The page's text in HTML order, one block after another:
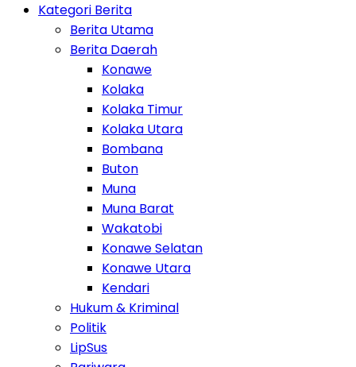
Kategori Berita
Berita Utama
Berita Daerah
Konawe
Kolaka
Kolaka Timur
Kolaka Utara
Bombana
Buton
Muna
Muna Barat
Wakatobi
Konawe Selatan
Konawe Utara
Kendari
Hukum & Kriminal
Politik
LipSus